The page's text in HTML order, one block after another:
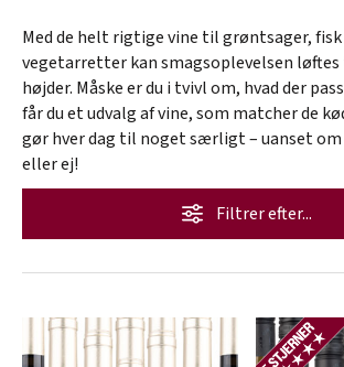
Med de helt rigtige vine til grøntsager,
vegetarretter kan smagsoplevelsen
højder. Måske er du i tvivl om, hvad der
får du et udvalg af vine, som matcher de
gør hver dag til noget særligt – uanset om
eller ej!
Filtrer efter...